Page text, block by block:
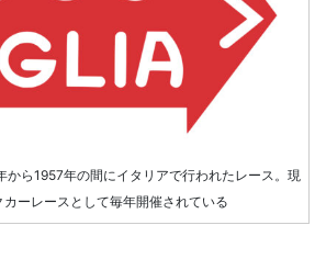
ら1957年の間にイタリアで行われたレース。現
ーレースとして毎年開催されている